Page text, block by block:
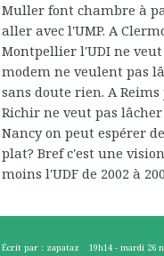
Muller font chambre à
aller avec l'UMP. A
Montpellier l'UDI ne
modem ne veulent pas
sans doute rien. A
Richir ne veut pas
Nancy on peut espérer
plat? Bref c'est une
moins l'UDF de 2002 à
Écrit par : zapataz 19h14 -mardi 26